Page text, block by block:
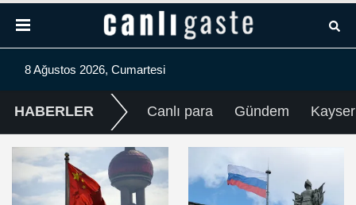
8 Ağustos 2026, Cumartesi
HABERLER Canlı para Gündem